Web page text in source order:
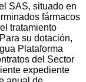
SAS, situado en
fármacos
tratamiento
su dotación,
Plataforma
del Sector
expediente